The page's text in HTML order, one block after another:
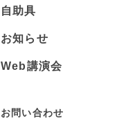
自助具
お知らせ
Web講演会
お問い合わせ